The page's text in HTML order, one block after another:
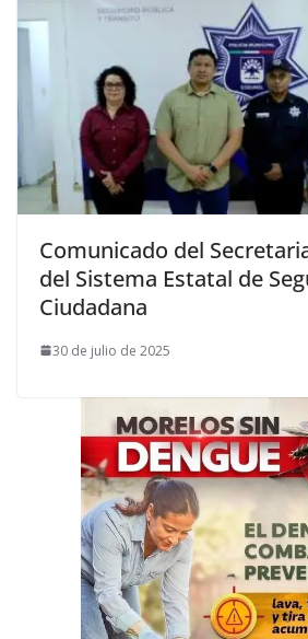
Comunicado del
del Sistema Estatal de
Ciudadana
30 de julio de 2025